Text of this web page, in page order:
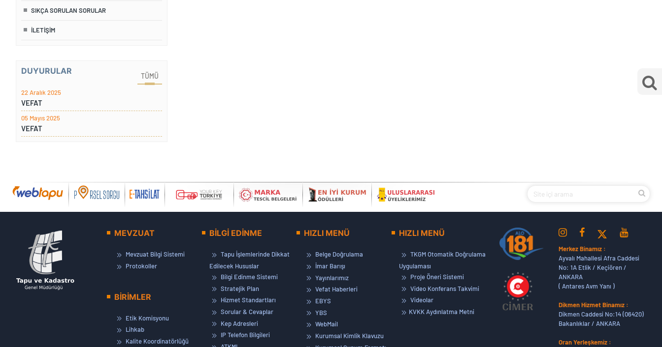
SIKÇA SORULAN SORULAR
İLETIŞIM
DUYURULAR
TÜMÜ
22 Aralık 2025
VEFAT
05 Mayıs 2025
VEFAT
MEVZUAT
Mevzuat Bilgi Sistemi
Protokoller
BİRİMLER
Etik Komisyonu
Lihkab
Kalite Koordinatörlüğü
BİLGİ EDİNME
Tapu İşlemlerinde Dikkat
Edilecek Hususlar
Bilgi Edinme Sistemi
Stratejik Plan
Hizmet Standartları
Sorular & Cevaplar
Kep Adresleri
IP Telefon Bilgileri
HIZLI MENÜ
Belge Doğrulama
İmar Barışı
Yayınlarımız
Vefat Haberleri
EBYS
YBS
WebMail
Kurumsal Kimlik Klavuzu
HIZLI MENÜ
TKGM Otomatik Doğrulama
Uygulaması
Proje Öneri Sistemi
Video Konferans Takvimi
Videolar
KVKK Aydınlatma Metni
Merkez Binamız :
Ayvalı Mahallesi Afra Caddesi
No: 1A Etlik / Keçiören /
ANKARA
( Antares Avm Yanı )
Dikmen Hizmet Binamız :
Dikmen Caddesi No:14 (06420)
Bakanlıklar / ANKARA
Oran Yerleşkemiz :